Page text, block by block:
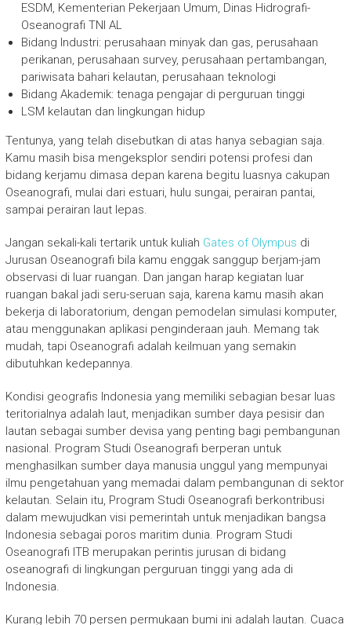
ESDM, Kementerian Pekerjaan Umum, Dinas Hidrografi-
Oseanografi TNI AL
Bidang Industri: perusahaan minyak dan gas, perusahaan
perikanan, perusahaan survey, perusahaan pertambangan,
pariwisata bahari kelautan, perusahaan teknologi
Bidang Akademik: tenaga pengajar di perguruan tinggi
LSM kelautan dan lingkungan hidup
Tentunya, yang telah disebutkan di atas hanya sebagian saja.
Kamu masih bisa mengeksplor sendiri potensi profesi dan
bidang kerjamu dimasa depan karena begitu luasnya cakupan
Oseanografi, mulai dari estuari, hulu sungai, perairan pantai,
sampai perairan laut lepas.
Jangan sekali-kali tertarik untuk kuliah Gates of Olympus di
Jurusan Oseanografi bila kamu enggak sanggup berjam-jam
observasi di luar ruangan. Dan jangan harap kegiatan luar
ruangan bakal jadi seru-seruan saja, karena kamu masih akan
bekerja di laboratorium, dengan pemodelan simulasi komputer,
atau menggunakan aplikasi penginderaan jauh. Memang tak
mudah, tapi Oseanografi adalah keilmuan yang semakin
dibutuhkan kedepannya.
Kondisi geografis Indonesia yang memiliki sebagian besar luas
teritorialnya adalah laut, menjadikan sumber daya pesisir dan
lautan sebagai sumber devisa yang penting bagi pembangunan
nasional. Program Studi Oseanografi berperan untuk
menghasilkan sumber daya manusia unggul yang mempunyai
ilmu pengetahuan yang memadai dalam pembangunan di sektor
kelautan. Selain itu, Program Studi Oseanografi berkontribusi
dalam mewujudkan visi pemerintah untuk menjadikan bangsa
Indonesia sebagai poros maritim dunia. Program Studi
Oseanografi ITB merupakan perintis jurusan di bidang
oseanografi di lingkungan perguruan tinggi yang ada di
Indonesia.
Kurang lebih 70 persen permukaan bumi ini adalah lautan. Cuaca